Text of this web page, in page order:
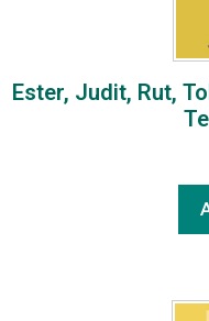
Ester, Judit, Rut,